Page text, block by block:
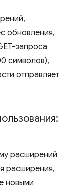
обновления,
запроса
символов),
отправляет
расширений
расширения,
новыми